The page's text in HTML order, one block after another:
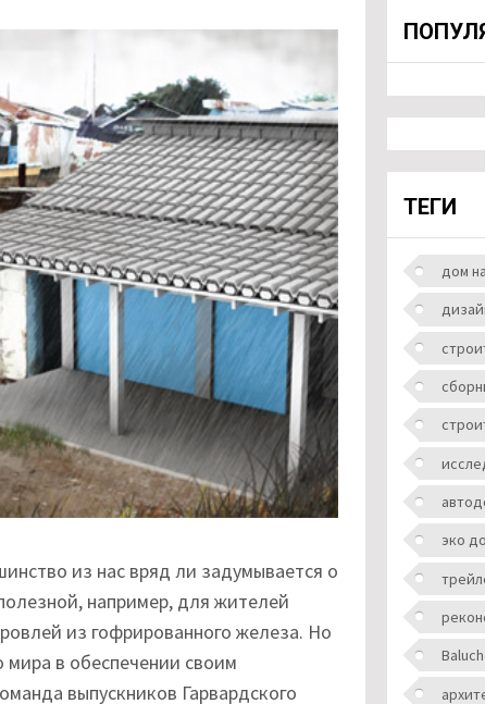
из нас вряд ли задумывается о
например, для жителей
из гофрированного железа. Но
мира в обеспечении своим
выпускников Гарвардского
ТЕГИ
дом
эко